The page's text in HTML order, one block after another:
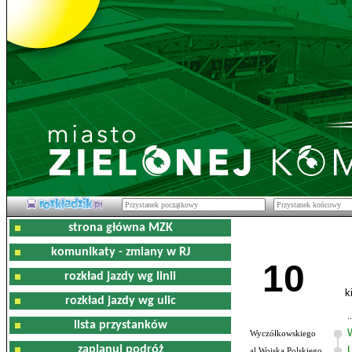
strona główna MZK
komunikaty - zmiany w RJ
rozkład jazdy wg linii
rozkład jazdy wg ulic
lista przystanków
10
Wyczółkowskiego